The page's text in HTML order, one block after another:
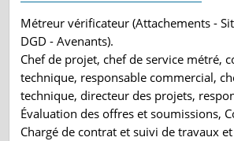
Métreur vérificateur (Attachements -
DGD - Avenants).
Chef de projet, chef de service métré,
technique, responsable commercial,
technique, directeur des projets,
Évaluation des offres et soumissions,
Chargé de contrat et suivi de travaux